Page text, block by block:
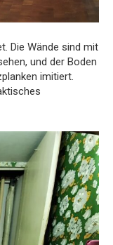
Die Wände sind mit
und der Boden
imitiert.